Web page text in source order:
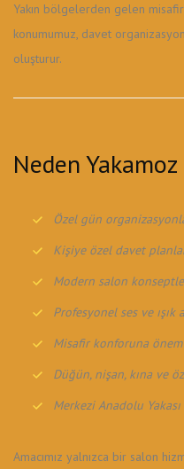
Yakın bölgelerden gelen
konumumuz, davet
oluşturur.
Neden
Özel gün
Kişiye özel davet
Modern salon
Profesyonel ses ve ışık
Misafir konforuna önem
Düğün, nişan, kına ve
Merkezi Anadolu
Amacımız yalnızca bir salon